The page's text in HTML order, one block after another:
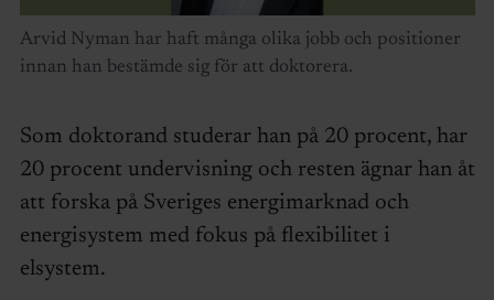
Arvid Nyman har haft många olika jobb och positioner
innan han bestämde sig för att doktorera.
Som doktorand studerar han på 20 procent, har
20 procent undervisning och resten ägnar han åt
att forska på Sveriges energimarknad och
energisystem med fokus på flexibilitet i
elsystem.